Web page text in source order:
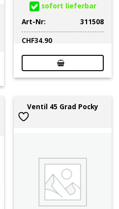
sofort lieferbar
Art-Nr:
311508
CHF34.90
Ventil 45 Grad Pocky